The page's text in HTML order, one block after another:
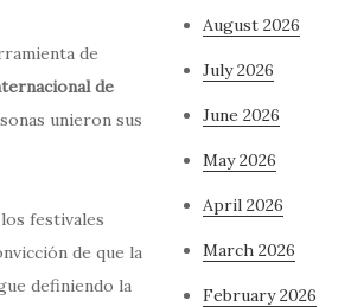
de
de
unieron sus
festivales
de que la
definiendo la
August 2026
July 2026
June 2026
May 2026
April 2026
March 2026
February 2026